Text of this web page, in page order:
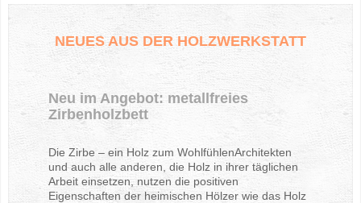
NEUES AUS DER HOLZWERKSTATT
Neu im Angebot: metallfreies
Zirbenholzbett
Die Zirbe – ein Holz zum WohlfühlenArchitekten
und auch alle anderen, die Holz in ihrer täglichen
Arbeit einsetzen, nutzen die positiven
Eigenschaften der heimischen Hölzer wie das Holz